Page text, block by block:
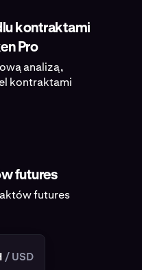
kontraktami
Pro
analizą,
kontraktami
futures
futures
/ USD